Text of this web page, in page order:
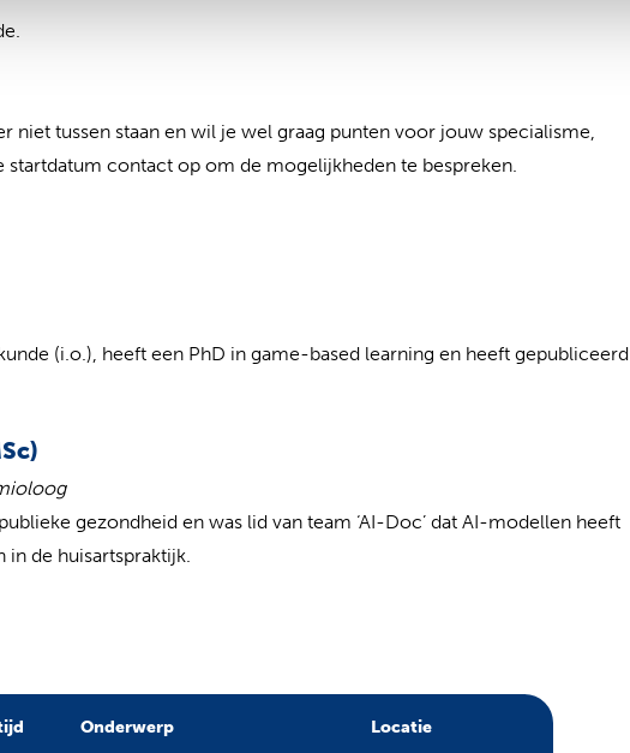
tussen staan en wil je wel graag punten voor jouw specialisme,
contact op om de mogelijkheden te bespreken.
(i.o.), heeft een PhD in game-based learning en heeft gepubliceerd
gezondheid en was lid van team ‘AI-Doc’ dat AI-modellen heeft
de huisartspraktijk.
Onderwerp Locatie